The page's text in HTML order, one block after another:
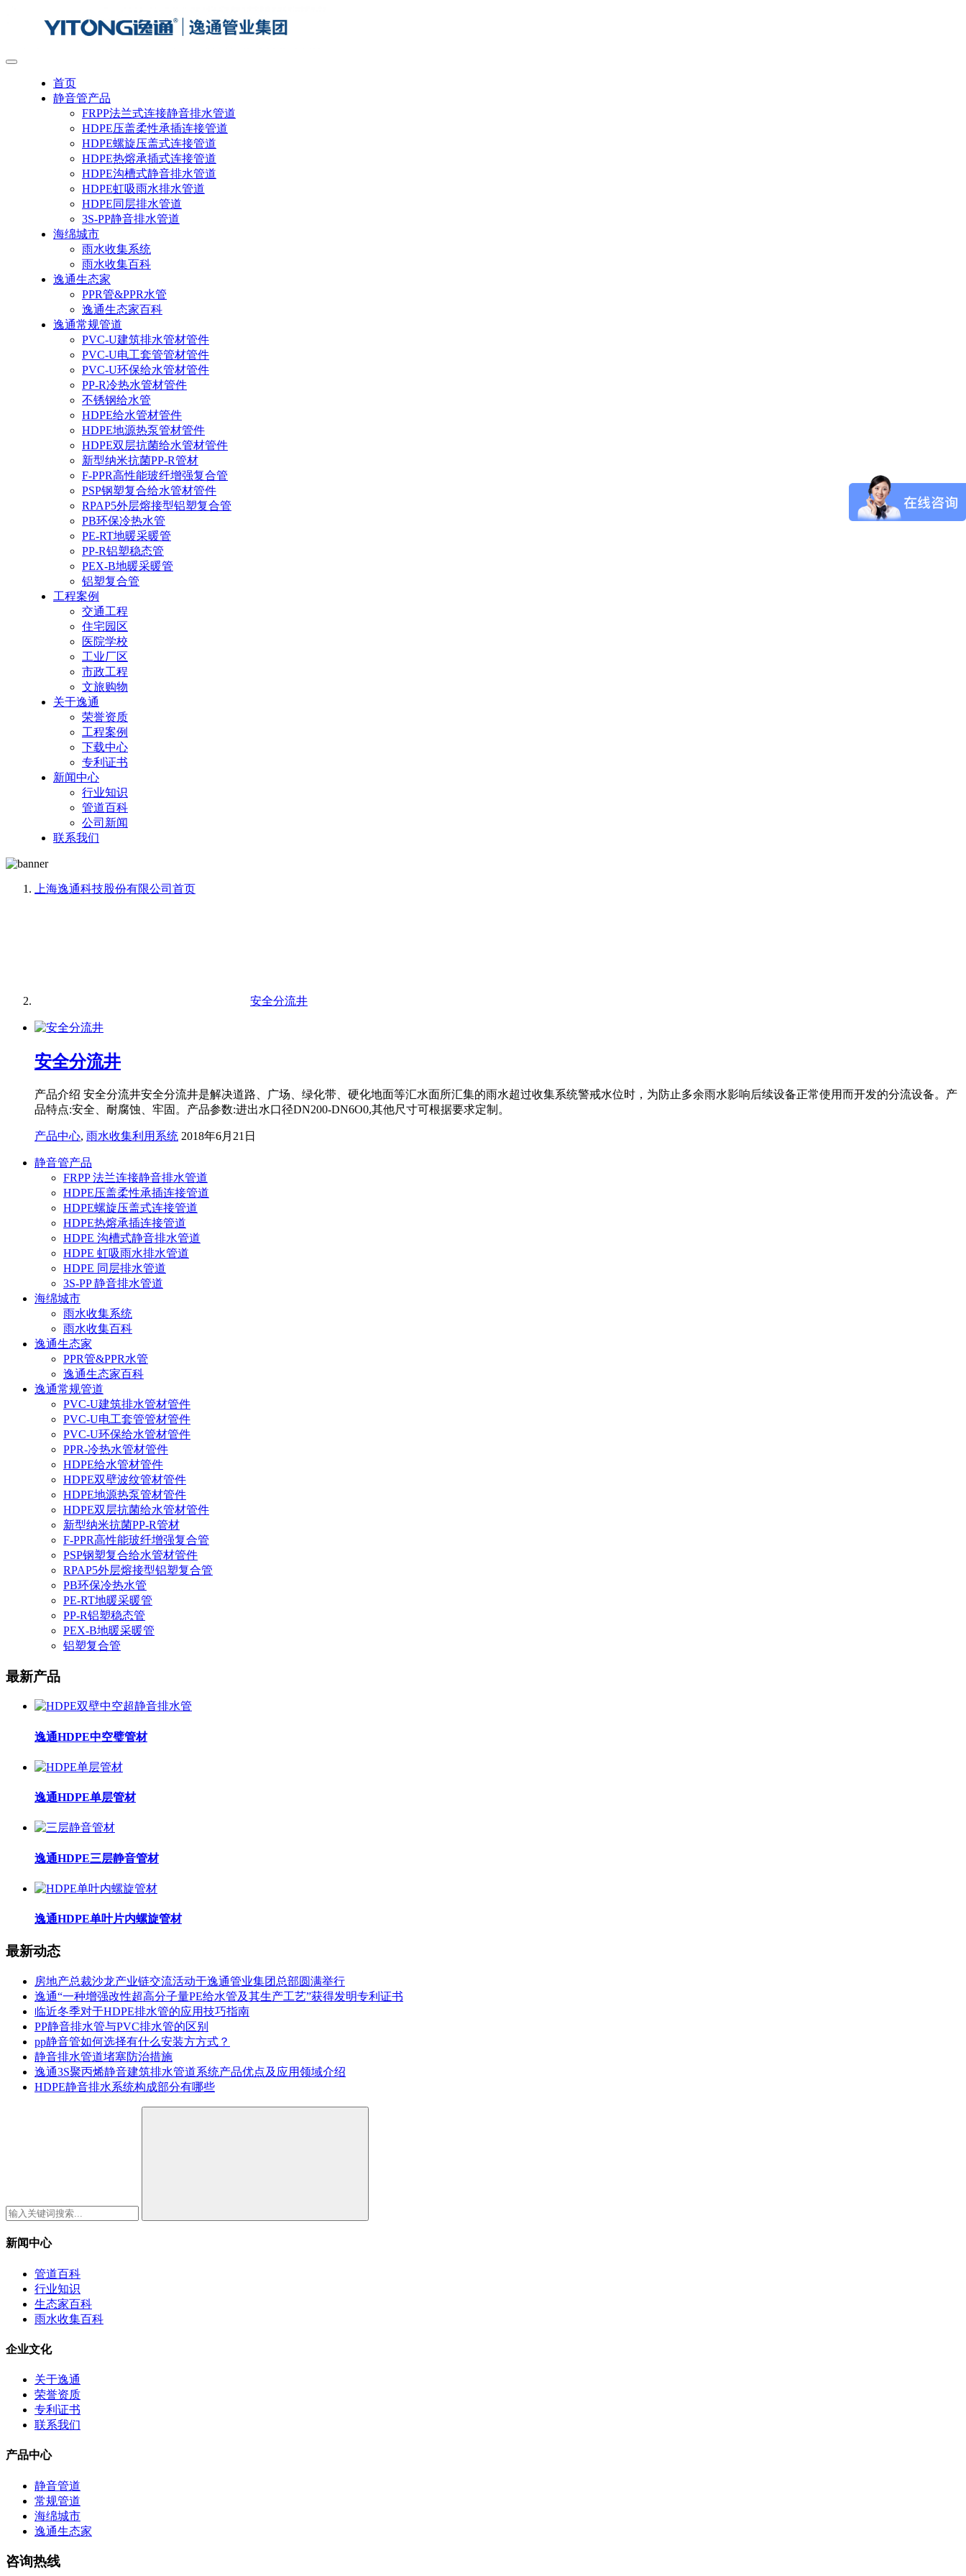
首页
静音管产品
FRPP法兰式连接静音排水管道
HDPE压盖柔性承插连接管道
HDPE螺旋压盖式连接管道
HDPE热熔承插式连接管道
HDPE沟槽式静音排水管道
HDPE虹吸雨水排水管道
HDPE同层排水管道
3S-PP静音排水管道
海绵城市
雨水收集系统
雨水收集百科
逸通生态家
PPR管&PPR水管
逸通生态家百科
逸通常规管道
PVC-U建筑排水管材管件
PVC-U电工套管管材管件
PVC-U环保给水管材管件
PP-R冷热水管材管件
不锈钢给水管
HDPE给水管材管件
HDPE地源热泵管材管件
HDPE双层抗菌给水管材管件
新型纳米抗菌PP-R管材
F-PPR高性能玻纤增强复合管
PSP钢塑复合给水管材管件
RPAP5外层熔接型铝塑复合管
PB环保冷热水管
PE-RT地暖采暖管
PP-R铝塑稳态管
PEX-B地暖采暖管
铝塑复合管
工程案例
交通工程
住宅园区
医院学校
工业厂区
市政工程
文旅购物
关于逸通
荣誉资质
工程案例
下载中心
专利证书
新闻中心
行业知识
管道百科
公司新闻
联系我们
上海逸通科技股份有限公司 首页
安全分流井
安全分流井
产品介绍 安全分流井安全分流井是解决道路、广场、绿化带、硬化地面等汇水面所汇集的雨水超过收集系统警戒水位时，为防止多余雨水影响后续设备正常使用而开发的分流设备。产
品特点:安全、耐腐蚀、牢固。产品参数:进出水口径DN200-DN6O0,其他尺寸可根据要求定制。
产品中心, 雨水收集利用系统 2018年6月21日
静音管产品
FRPP 法兰连接静音排水管道
HDPE压盖柔性承插连接管道
HDPE螺旋压盖式连接管道
HDPE热熔承插连接管道
HDPE 沟槽式静音排水管道
HDPE 虹吸雨水排水管道
HDPE 同层排水管道
3S-PP 静音排水管道
海绵城市
雨水收集系统
雨水收集百科
逸通生态家
PPR管&PPR水管
逸通生态家百科
逸通常规管道
PVC-U建筑排水管材管件
PVC-U电工套管管材管件
PVC-U环保给水管材管件
PPR-冷热水管材管件
HDPE给水管材管件
HDPE双壁波纹管材管件
HDPE地源热泵管材管件
HDPE双层抗菌给水管材管件
新型纳米抗菌PP-R管材
F-PPR高性能玻纤增强复合管
PSP钢塑复合给水管材管件
RPAP5外层熔接型铝塑复合管
PB环保冷热水管
PE-RT地暖采暖管
PP-R铝塑稳态管
PEX-B地暖采暖管
铝塑复合管
最新产品
逸通HDPE中空璧管材
逸通HDPE单层管材
逸通HDPE三层静音管材
逸通HDPE单叶片内螺旋管材
最新动态
房地产总裁沙龙产业链交流活动于逸通管业集团总部圆满举行
逸通“一种增强改性超高分子量PE给水管及其生产工艺”获得发明专利证书
临近冬季对于HDPE排水管的应用技巧指南
PP静音排水管与PVC排水管的区别
pp静音管如何选择有什么安装方方式？
静音排水管道堵塞防治措施
逸通3S聚丙烯静音建筑排水管道系统产品优点及应用领域介绍
HDPE静音排水系统构成部分有哪些
新闻中心
管道百科
行业知识
生态家百科
雨水收集百科
企业文化
关于逸通
荣誉资质
专利证书
联系我们
产品中心
静音管道
常规管道
海绵城市
逸通生态家
咨询热线